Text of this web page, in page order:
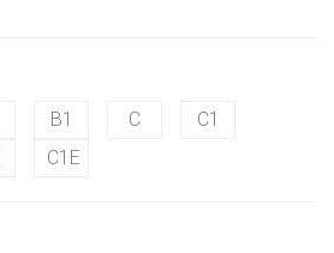
B1 C
C1
C1E